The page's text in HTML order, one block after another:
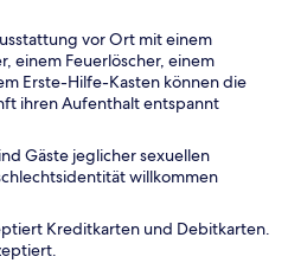
vor Ort mit einem
einem Feuerlöscher, einem
Erste-Hilfe-Kasten können die
ihren Aufenthalt entspannt
Gäste jeglicher sexuellen
willkommen
Kreditkarten und Debitkarten.